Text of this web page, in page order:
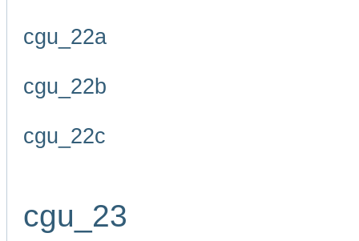
cgu_22a
cgu_22b
cgu_22c
cgu_23